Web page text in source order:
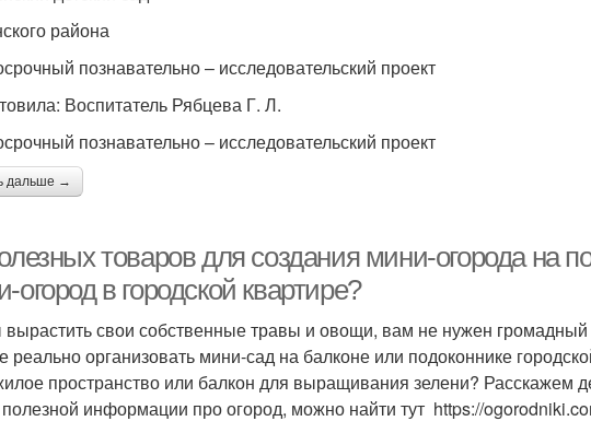
района
познавательно – исследовательский проект
Воспитатель Рябцева Г. Л.
познавательно – исследовательский проект
дальше →
товаров для создания мини-огорода на
огород в городской квартире?
свои собственные травы и овощи, вам не нужен громадный
реально организовать мини-сад на балконе или подоконнике
пространство или балкон для выращивания зелени? Расскажем
информации про огород, можно найти тут https://